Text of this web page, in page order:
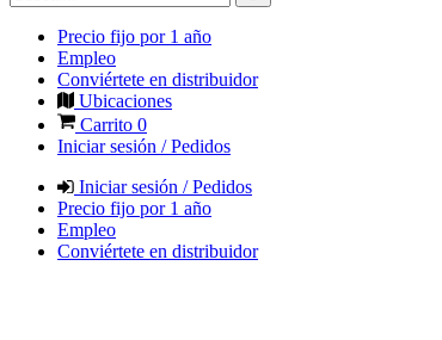
Precio fijo por 1 año
Empleo
Conviértete en distribuidor
Ubicaciones
Carrito 0
Iniciar sesión / Pedidos
Iniciar sesión / Pedidos
Precio fijo por 1 año
Empleo
Conviértete en distribuidor